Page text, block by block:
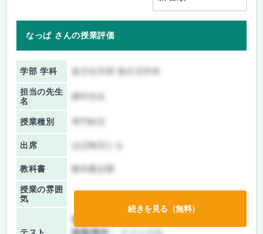
なっぱ さんの授業評価
学部 学科 食文化学部 食生活学科
担当の先生
名
授業種別
出席 ほぼ毎回とる
教科書 教科書必要
授業の雰囲
気
前期/中間：
続きを見る（無料）